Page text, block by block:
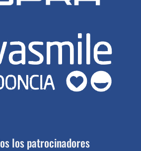
los patrocinadores